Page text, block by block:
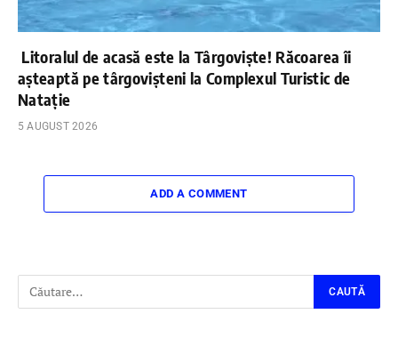
Litoralul de acasă este la Târgoviște! Răcoarea îi
așteaptă pe târgovișteni la Complexul Turistic de
Natație
5 AUGUST 2026
ADD A COMMENT